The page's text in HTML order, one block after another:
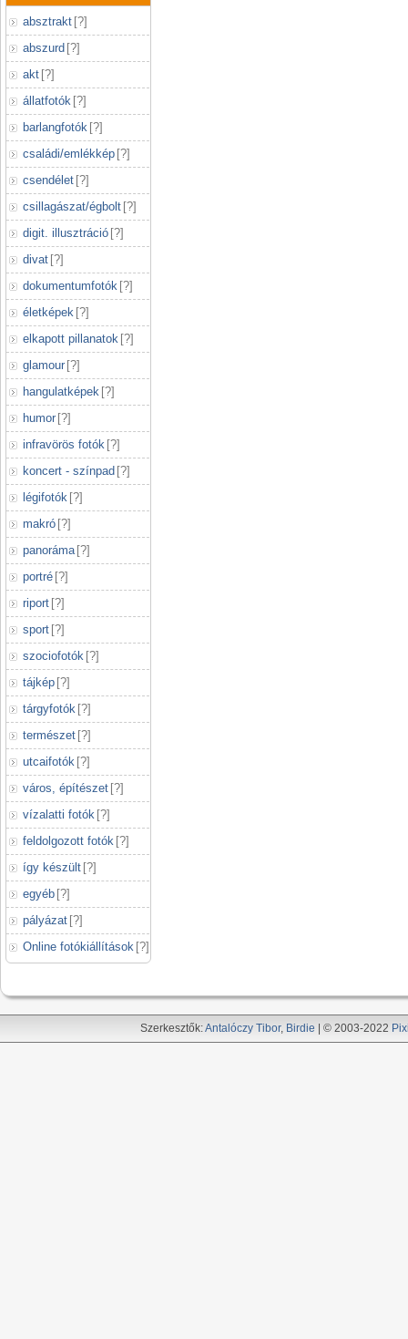
absztrakt [?]
abszurd [?]
akt [?]
állatfotók [?]
barlangfotók [?]
családi/emlékkép [?]
csendélet [?]
csillagászat/égbolt [?]
digit. illusztráció [?]
divat [?]
dokumentumfotók [?]
életképek [?]
elkapott pillanatok [?]
glamour [?]
hangulatképek [?]
humor [?]
infravörös fotók [?]
koncert - színpad [?]
légifotók [?]
makró [?]
panoráma [?]
portré [?]
riport [?]
sport [?]
szociofotók [?]
tájkép [?]
tárgyfotók [?]
természet [?]
utcaifotók [?]
város, építészet [?]
vízalatti fotók [?]
feldolgozott fotók [?]
így készült [?]
egyéb [?]
pályázat [?]
Online fotókiállítások [?]
Szerkesztők:Antalóczy Tibor, Birdie | © 2003-2022